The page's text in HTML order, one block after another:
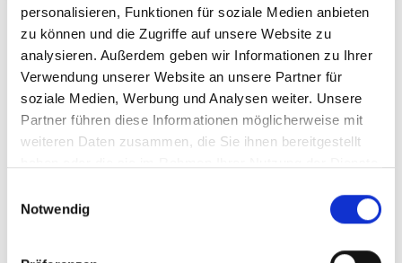
personalisieren, Funktionen für soziale Medien anbieten
zu können und die Zugriffe auf unsere Website zu
analysieren. Außerdem geben wir Informationen zu Ihrer
Verwendung unserer Website an unsere Partner für
soziale Medien, Werbung und Analysen weiter. Unsere
Partner führen diese Informationen möglicherweise mit
weiteren Daten zusammen, die Sie ihnen bereitgestellt
Notwendig
Letzte Investitionen
vor 1 Jahr
Anonymaus Rheinland-Pfalz 300 €
Anonym
2.500 €
vor 1 Jahr